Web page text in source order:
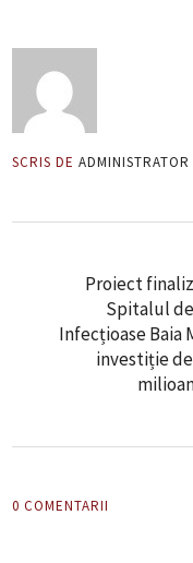
SCRIS DE
Proiect
Spitalul
Infecțioase Baia
investiție
0 COMENTARII